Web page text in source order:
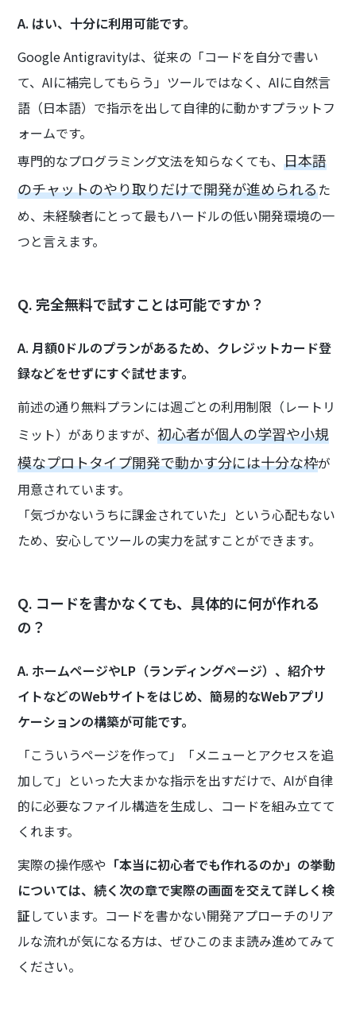
A. はい、十分に利用可能です。
Google Antigravityは、従来の「コードを自分で書い
て、AIに補完してもらう」ツールではなく、AIに自然言
語（日本語）で指示を出して自律的に動かすプラットフ
ォームです。
専門的なプログラミング文法を知らなくても、日本語
のチャットのやり取りだけで開発が進められるた
め、未経験者にとって最もハードルの低い開発環境の一
つと言えます。
Q. 完全無料で試すことは可能ですか？
A. 月額0ドルのプランがあるため、クレジットカード登
録などをせずにすぐ試せます。
前述の通り無料プランには週ごとの利用制限（レートリ
ミット）がありますが、初心者が個人の学習や小規
模なプロトタイプ開発で動かす分には十分な枠が
用意されています。
「気づかないうちに課金されていた」という心配もない
ため、安心してツールの実力を試すことができます。
Q. コードを書かなくても、具体的に何が作れる
の？
A. ホームページやLP（ランディングページ）、紹介サ
イトなどのWebサイトをはじめ、簡易的なWebアプリ
ケーションの構築が可能です。
「こういうページを作って」「メニューとアクセスを追
加して」といった大まかな指示を出すだけで、AIが自律
的に必要なファイル構造を生成し、コードを組み立てて
くれます。
実際の操作感や 「本当に初心者でも作れるのか」の挙動
については、続く次の章で実際の画面を交えて詳しく検
証しています。コードを書かない開発アプローチのリア
ルな流れが気になる方は、ぜひこのまま読み進めてみて
ください。